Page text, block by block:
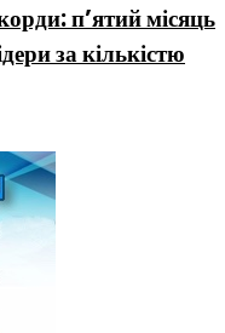
п’ятий місяць
за кількістю